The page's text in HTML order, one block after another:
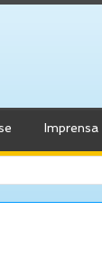
Imprensa